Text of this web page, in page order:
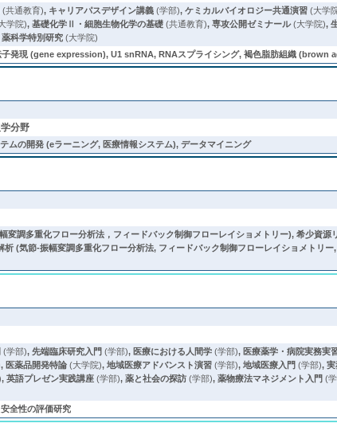
(共通教育), キャリアパスデザイン講義 (学部),ケミカルバイオロジー共通演習 (大学
学院),基礎化学Ⅱ・細胞生物化学の基礎 (共通教育),専攻公開ゼミナール(大学院),
薬科学特別研究 (大学院)
子発現 (gene expression), U1 snRNA, RNAスプライシング, 褐色脂肪組織
分野
ムの開発 (eラーニング, 医療情報システム), データマイニング
変調多重化フロー分析法，フィードバック制御フローレイショメトリー), 希少資
析 (気節-振幅変調多重化フロー分析法, フィードバック制御フローレイショメトリ
(学部),先端臨床研究入門 (学部), 医療における人間学 (学部), 医療薬学・病院実務実
, 医薬品開発特論 (大学院),地域医療アドバンスト演習 (学部),地域医療入門 (学部),
,英語プレゼン実践講座 (学部),薬と社会の探訪 (学部),薬物療法マネジメント入門 (
全性の評価研究